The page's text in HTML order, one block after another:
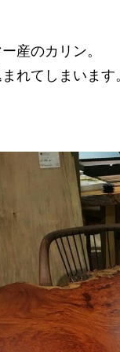
産のカリン。
れてしまいます